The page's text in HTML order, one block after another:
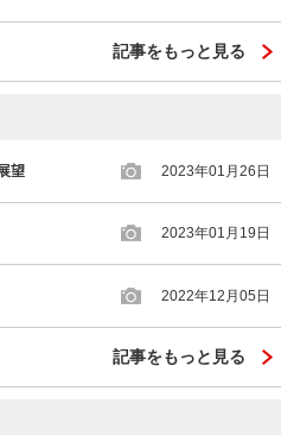
記事をもっと見る
望 2023年01月26日
2023年01月19日
2022年12月05日
記事をもっと見る